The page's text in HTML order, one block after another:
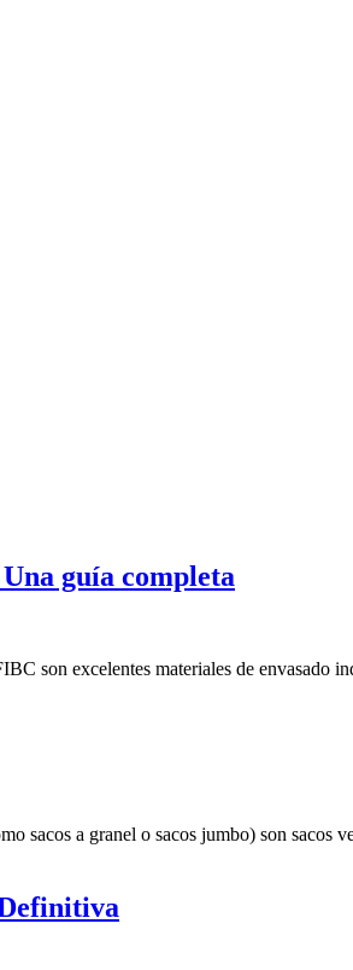
guía completa
son excelentes materiales de envasado
a granel o sacos jumbo) son sacos